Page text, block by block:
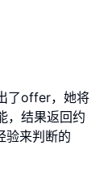
了offer，她将
，结果返回约
验来判断的